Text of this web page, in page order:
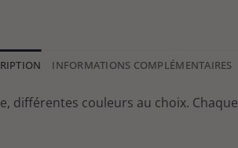
INFORMATIONS COMPLÉMENTAIRES
différentes couleurs au choix.